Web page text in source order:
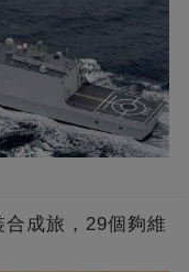
成旅，29個夠維